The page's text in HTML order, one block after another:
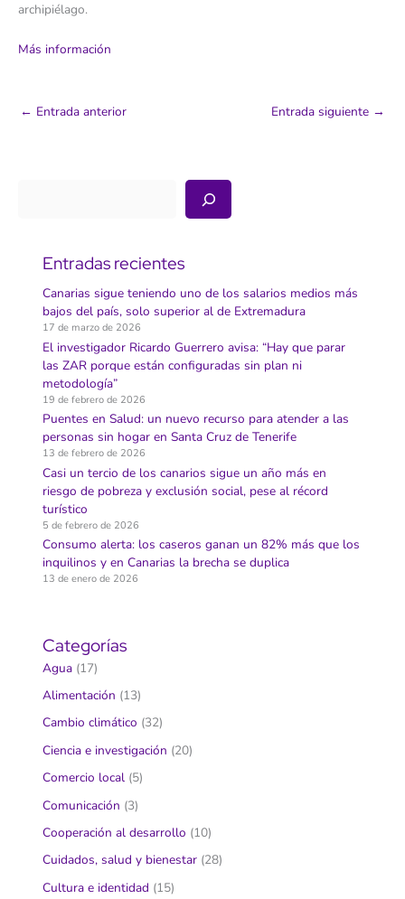
archipiélago.
Más información
← Entrada anterior Entrada siguiente →
Entradas recientes
Canarias sigue teniendo uno de los salarios medios más
bajos del país, solo superior al de Extremadura
17 de marzo de 2026
El investigador Ricardo Guerrero avisa: “Hay que parar
las ZAR porque están configuradas sin plan ni
metodología”
19 de febrero de 2026
Puentes en Salud: un nuevo recurso para atender a las
personas sin hogar en Santa Cruz de Tenerife
13 de febrero de 2026
Casi un tercio de los canarios sigue un año más en
riesgo de pobreza y exclusión social, pese al récord
turístico
5 de febrero de 2026
Consumo alerta: los caseros ganan un 82% más que los
inquilinos y en Canarias la brecha se duplica
13 de enero de 2026
Categorías
Agua (17)
Alimentación (13)
Cambio climático (32)
Ciencia e investigación (20)
Comercio local (5)
Comunicación (3)
Cooperación al desarrollo (10)
Cuidados, salud y bienestar (28)
Cultura e identidad (15)